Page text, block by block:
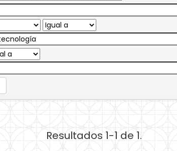
Resultados 1-1 de 1.